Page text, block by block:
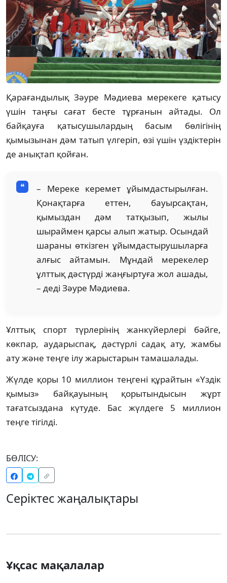
Қарағандылық Зәуре Мәдиева мерекеге қатысу
үшін таңғы сағат бесте тұрғанын айтады. Ол
байқауға қатысушылардың басым бөлігінің
қымызынан дәм татып үлгеріп, өзі үшін үздіктерін
де анықтап қойған.
– Мереке керемет ұйымдастырылған.
Қонақтарға еттен, бауырсақтан,
қымыздан дәм татқызып, жылы
шыраймен қарсы алып жатыр. Осындай
шараны өткізген ұйымдастырушыларға
алғыс айтамын. Мұндай мерекелер
ұлттық дәстүрді жаңғыртуға жол ашады,
– деді Зәуре Мәдиева.
Ұлттық спорт түрлерінің жанкүйерлері бәйге,
көкпар, аударыспақ, дәстүрлі садақ ату, жамбы
ату және теңге ілу жарыстарын тамашалады.
Жүлде қоры 10 миллион теңгені құрайтын «Үздік
қымыз» байқауының қорытындысын жұрт
тағатсыздана күтуде. Бас жүлдеге 5 миллион
теңге тігілді.
БӨЛІСУ:
Серіктес жаңалықтары
Ұқсас мақалалар